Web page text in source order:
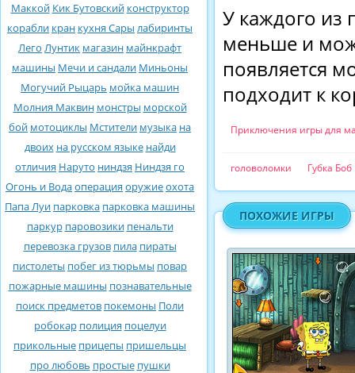
Маккой Кик Бутовский конструктор
корабли кран кухня Сары лабиринты
Лего Лунтик магазин майнкрафт
машины Мечи и сандали Миньоны
Могучий Рыцарь мойка машин
Молния Маквин монстры морской
бой мотоциклы Мстители музыка на
двоих на русском языке найди
отличия Наруто ниндзя Ниндзя го
Огонь и Водаоперация оружиеохота
Папа Луи парковка парковка машины
паркур паровозики пенальти
перевозка грузов пила пираты
пистолеты побег из тюрьмы повар
пожарные машины познавательные
поиск предметов покемоны Поли
робокар полиция поцелуи
прикольные прицепы пришельцы
про любовь простые пушки
У каждого из
меньше и
появляется
подходит к
Приключения игры для
головоломки Губка Боб
ПОХОЖИЕ ИГРЫ